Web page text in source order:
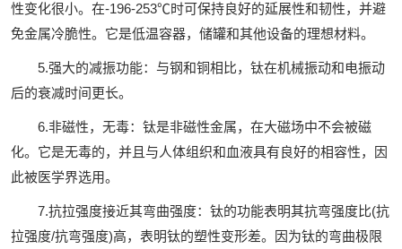
性变化很小。在-196-253℃时可保持良好的延展性和韧性，并避
免金属冷脆性。它是低温容器，储罐和其他设备的理想材料。
5.强大的减振功能：与钢和铜相比，钛在机械振动和电振动
后的衰减时间更长。
6.非磁性，无毒：钛是非磁性金属，在大磁场中不会被磁
化。它是无毒的，并且与人体组织和血液具有良好的相容性，因
此被医学界选用。
7.抗拉强度接近其弯曲强度：钛的功能表明其抗弯强度比(抗
拉强度/抗弯强度)高，表明钛的塑性变形差。因为钛的弯曲极限